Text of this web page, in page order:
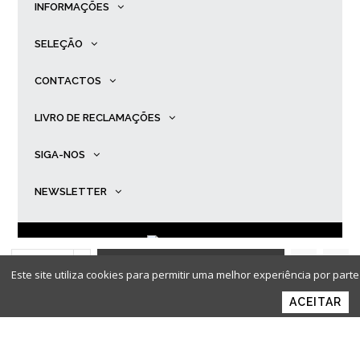
CARRINHO
INFORMAÇÕES
SELEÇÃO
CONTACTOS
LIVRO DE RECLAMAÇÕES
SIGA-NOS
NEWSLETTER
© Primadona | Desenvolvido por .
Este site utiliza cookies para permitir uma melhor experiência por
ACEITAR